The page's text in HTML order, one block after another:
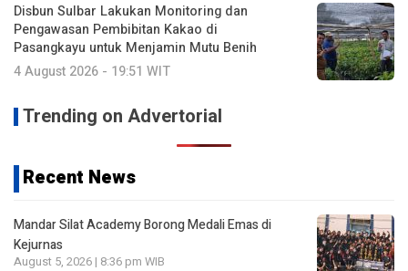
Disbun Sulbar Lakukan Monitoring dan
Pengawasan Pembibitan Kakao di
Pasangkayu untuk Menjamin Mutu Benih
4 August 2026 - 19:51 WIT
Trending on Advertorial
Recent News
Mandar Silat Academy Borong Medali Emas di
Kejurnas
August 5, 2026 | 8:36 pm WIB